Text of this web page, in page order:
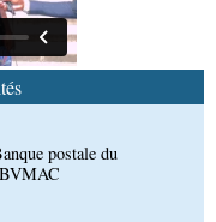
postale du
la